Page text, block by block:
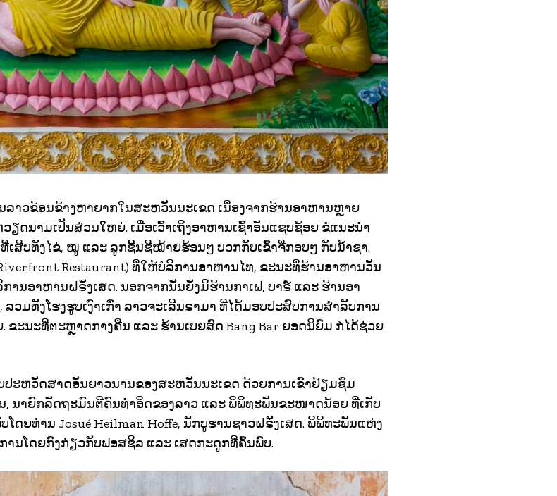
າວຂ້ອນຂ້າງຫາຍາກໃນສະຫວັນນະເຂດ ເນື່ອງຈາກຮ້ານອາຫານຫຼາຍ
ດນາມເປັນສ່ວນໃຫຍ່. ເມື່ອເວົ້າເຖິງອາຫານເຊົ້າອັນແຊບຊ້ອຍ ຂໍແນະນໍາ
ທີ່ເສີບທັງໄຂ່, ໝູ ແລະ ລູກຊີ້ນຊີໝ້າຍຮ້ອນໆ ບວກກັບເຂົ້າຈີ່ກອບໆ ກັບນໍ້າຊາ.
Restaurant) ທີ່ໃຫ້ບໍລິການອາຫານໄທ, ຂະນະທີ່ຮ້ານອາຫານວັນ
ການອາຫານຝຣັ່ງເສດ. ນອກຈາກນັ້ນຍັງມີຮ້ານກາເຟ, ບາຣ໌ ແລະ ຮ້ານອາ
ມທັງໂຮງຮູບເງົາເກົ່າ ລາວຈະເລີນຣາມາ ທີ່ໄດ້ມອບປະສົບການສໍາລັບການ
ະນະທີ່ຕະຫຼາດກາງຄືນ ແລະ ຮ້ານເບຍສົດ Bang Bar ຍອດນິຍົມ ກໍໄດ້ຊ່ວຍ
ະຫວັດສາດອັນຍາວນານຂອງສະຫວັນນະເຂດ ດ້ວຍການເຂົ້າຢ້ຽມຊົມ
ນາຍົກລັດຖະມົນຕີຄົນທໍາອິດຂອງລາວ ແລະ ພິພິທະພັນຂະໜາດນ້ອຍ ທີ່ເກັບ
ດຍທ່ານ Josué Heilman Hoffe, ນັກບູຮານຊາວຝຣັ່ງເສດ. ພິພິທະພັນແຫ່ງ
ນໂດຍກົງກ່ຽວກັບຟອສຊິລ ແລະ ເສດກະດູກທີ່ຄົ້ນພົບ.